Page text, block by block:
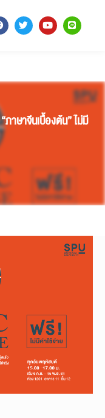
ภาษาจีนเบื้องต้น” ไม่มี